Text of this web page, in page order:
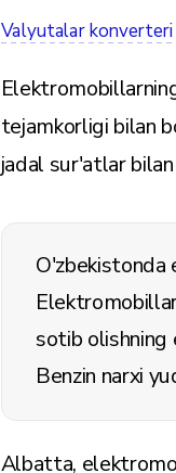
Valyutalar konverteri
tejamkorligi bilan
jadal sur'atlar
O'zbekistonda
sotib olishning
Benzin narxi
Albatta,